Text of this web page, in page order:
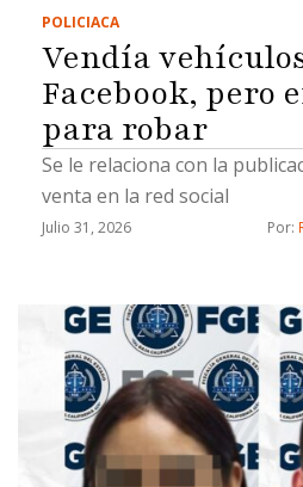
POLICIACA
Vendía
Facebook, pero
para robar
Se le relaciona con la
venta en la red social
Julio 31, 2026 Por: